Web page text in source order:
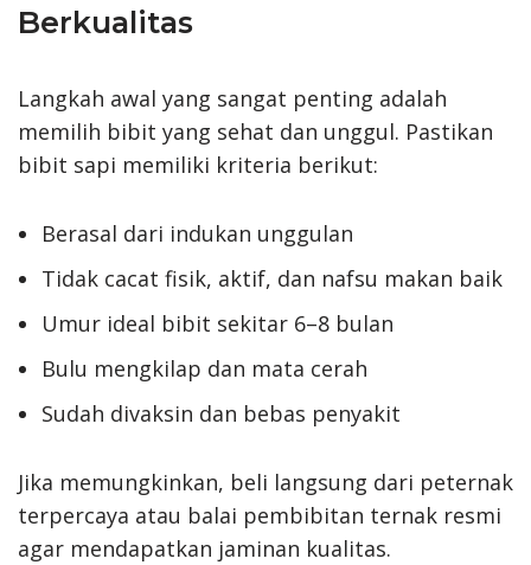
Berkualitas
Langkah awal yang sangat penting adalah
memilih bibit yang sehat dan unggul. Pastikan
bibit sapi memiliki kriteria berikut:
Berasal dari indukan unggulan
Tidak cacat fisik, aktif, dan nafsu makan baik
Umur ideal bibit sekitar 6–8 bulan
Bulu mengkilap dan mata cerah
Sudah divaksin dan bebas penyakit
Jika memungkinkan, beli langsung dari peternak
terpercaya atau balai pembibitan ternak resmi
agar mendapatkan jaminan kualitas.